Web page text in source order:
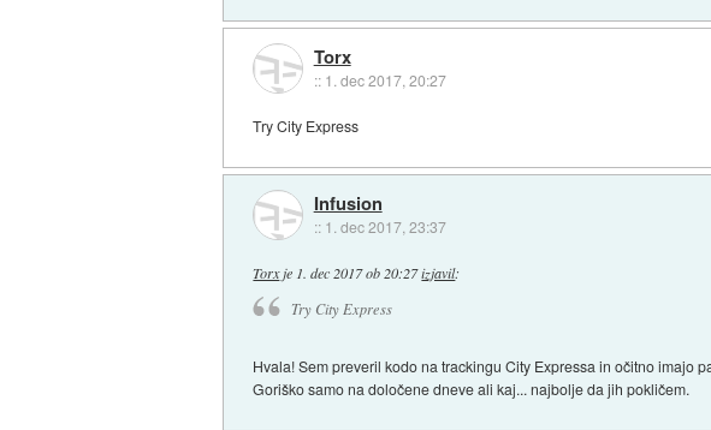
Torx
:: 1. dec 2017, 20:27
Try City Express
Infusion
:: 1. dec 2017, 23:37
Torxje 1. dec 2017 ob 20:27izjavil:
Try City Express
Hvala! Sem preveril kodo na trackingu City Expressa in očitno imajo
Goriško samo na določene dneve ali kaj... najbolje da jih pokličem.